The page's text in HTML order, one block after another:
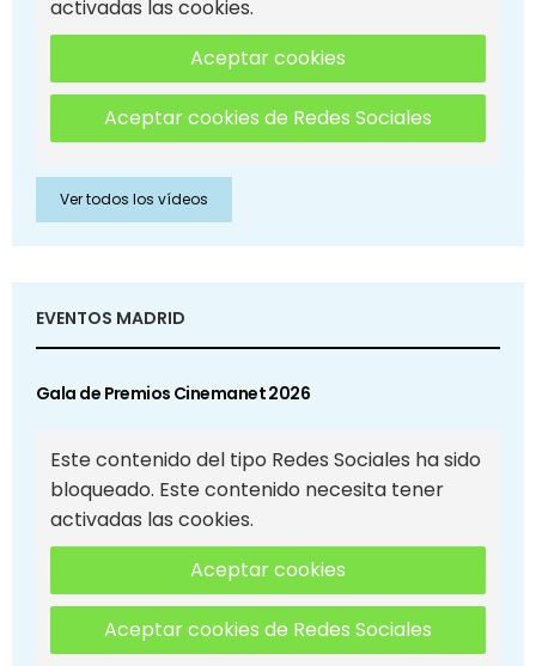
activadas las cookies.
Aceptar cookies
Aceptar cookies de Redes Sociales
Ver todos los vídeos
EVENTOS MADRID
Gala de Premios Cinemanet 2026
Este contenido del tipo Redes Sociales ha sido
bloqueado. Este contenido necesita tener
activadas las cookies.
Aceptar cookies
Aceptar cookies de Redes Sociales